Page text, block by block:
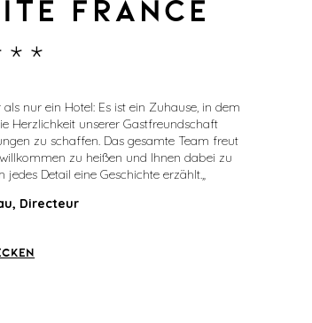
FRANCE
nur ein Hotel: Es ist ein Zuhause, in dem
Herzlichkeit unserer Gastfreundschaft
zu schaffen. Das gesamte Team freut
zu heißen und Ihnen dabei zu
jedes Detail eine Geschichte erzählt.„
Directeur